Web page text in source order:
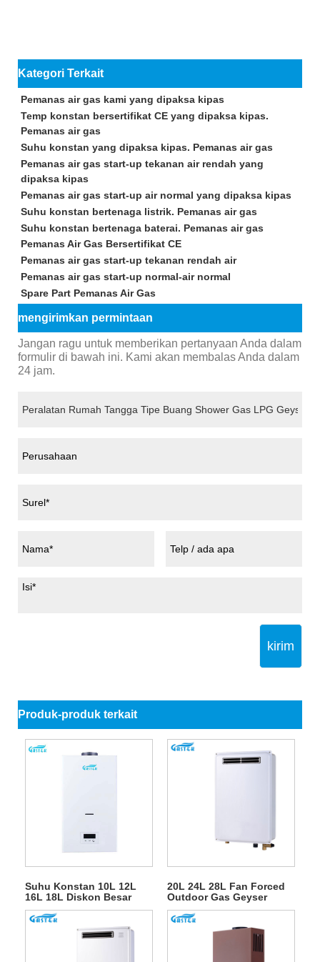
Kategori Terkait
Pemanas air gas kami yang dipaksa kipas
Temp konstan bersertifikat CE yang dipaksa kipas.
Pemanas air gas
Suhu konstan yang dipaksa kipas. Pemanas air gas
Pemanas air gas start-up tekanan air rendah yang
dipaksa kipas
Pemanas air gas start-up air normal yang dipaksa kipas
Suhu konstan bertenaga listrik. Pemanas air gas
Suhu konstan bertenaga baterai. Pemanas air gas
Pemanas Air Gas Bersertifikat CE
Pemanas air gas start-up tekanan rendah air
Pemanas air gas start-up normal-air normal
Spare Part Pemanas Air Gas
mengirimkan permintaan
Jangan ragu untuk memberikan pertanyaan Anda dalam
formulir di bawah ini. Kami akan membalas Anda dalam
24 jam.
kirim
Produk-produk terkait
Suhu Konstan 10L 12L
16L 18L Diskon Besar
Tipe Buang Dipasang Di
Dinding Tanpa Tangki
LPG Instan Pemanas Air
Gas Air Panas Alami
20L 24L 28L Fan Forced
Outdoor Gas Geyser
untuk Pancuran Air Panas